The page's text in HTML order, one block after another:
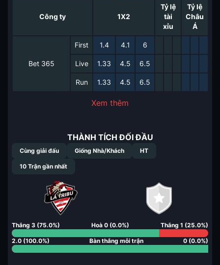
Công ty 1X2
Tỷ lệ
tài
xỉu
Tỷ lệ
Châu
Á
Bet 365
First 1.4 4.1 6
Live 1.33 4.5 6.5
Run 1.33 4.5 6.5
Xem thêm
THÀNH TÍCH ĐỐI ĐẦU
Cùng giải đấu Giống Nhà/Khách HT
10 Trận gần nhất
Thắng 3 (75.0%) Hoà 0 (0.0%) Thắng 1 (25.0%)
2.0 (100.0%) Bàn thắng mỗi trận 0 (0.0%)